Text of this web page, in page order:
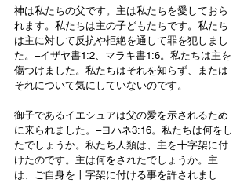
神は私たちの父です。主は私たちを愛しておら
れます。私たちは主の子どもたちです。私たち
は主に対して反抗や拒絶を通して罪を犯しまし
た。–イザヤ書1:2、マラキ書1:6。私たちは主を
傷つけました。私たちはそれを知らず、または
それについて気にしていないのです。
御子であるイエシュアは父の愛を示されるため
に来られました。–ヨハネ3:16。私たちは何をし
たでしょうか。私たち人類は、主を十字架に付
けたのです。主は何をされたでしょうか。主
は、ご自身を十字架に付ける事を許されまし